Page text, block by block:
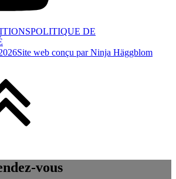
POLITIQUE DE
Site web conçu par Ninja Häggblom
vous